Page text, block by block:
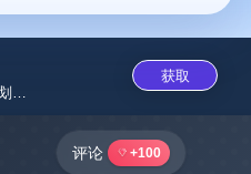
目标与记账结合，存钱计划与理财...
获取
评论 +100